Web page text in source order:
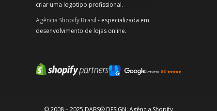
criar uma logotipo profissional.
Agência Shopify Brasil - especializada em
desenvolvimento de lojas online.